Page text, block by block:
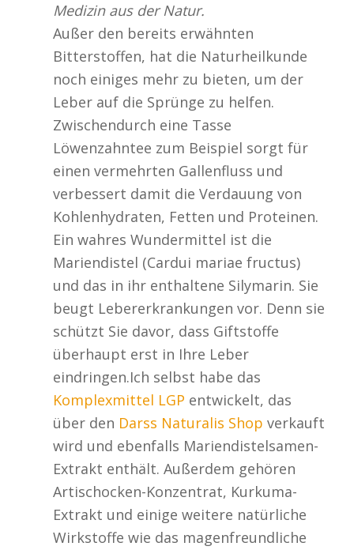
Medizin aus der Natur.
Außer den bereits erwähnten
Bitterstoffen, hat die Naturheilkunde
noch einiges mehr zu bieten, um der
Leber auf die Sprünge zu helfen.
Zwischendurch eine Tasse
Löwenzahntee zum Beispiel sorgt für
einen vermehrten Gallenfluss und
verbessert damit die Verdauung von
Kohlenhydraten, Fetten und Proteinen.
Ein wahres Wundermittel ist die
Mariendistel (Cardui mariae fructus)
und das in ihr enthaltene Silymarin. Sie
beugt Lebererkrankungen vor. Denn sie
schützt Sie davor, dass Giftstoffe
überhaupt erst in Ihre Leber
eindringen.Ich selbst habe das
Komplexmittel LGP entwickelt, das
über den Darss Naturalis Shop verkauft
wird und ebenfalls Mariendistelsamen-
Extrakt enthält. Außerdem gehören
Artischocken-Konzentrat, Kurkuma-
Extrakt und einige weitere natürliche
Wirkstoffe wie das magenfreundliche